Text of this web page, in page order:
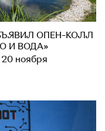
ОПЕН-КОЛЛ
И ВОДА»
ноября